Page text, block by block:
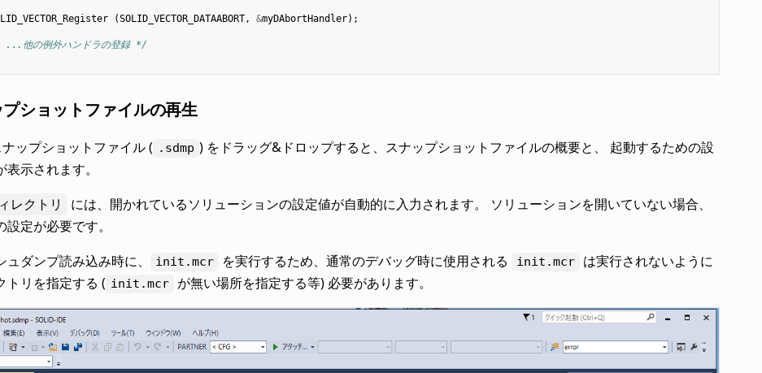
(SOLID_VECTOR_DATAABORT, &myDAbortHandler);
他の例外ハンドラの登録 */
ショットファイルの再生
ップショットファイル ( .sdmp ) をドラッグ&ドロップすると、スナップショットファイルの概要と、 起動するための設
表示されます。
レクトリ
には、開かれているソリューションの設定値が自動的に入力されます。 ソリューションを開いていない場合、
設定が必要です。
ュダンプ読み込み時に、
init.mcr を実行するため、通常のデバッグ時に使用される init.mcr
は実行されないように
トリを指定する ( init.mcr が無い場所を指定する等) 必要があります。